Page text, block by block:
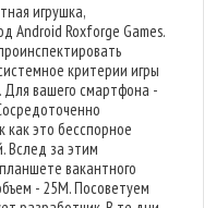
игрушка,
Android Roxforge Games.
критерии игры
Для вашего смартфона -
это бесспорное
Вслед за этим
вакантного
- 25M. Посоветуем